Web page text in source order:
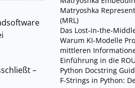
–
Matryoshka
(MRL)
Das Lost-in-the-
Warum KI-Modelle
mittleren
Einführung in die
Python Docstring
F-Strings in Python: